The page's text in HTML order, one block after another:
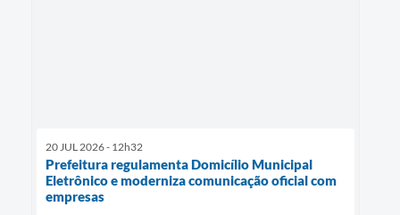
20 JUL 2026 - 12h32
Prefeitura regulamenta Domicílio Municipal
Eletrônico e moderniza comunicação oficial com
empresas